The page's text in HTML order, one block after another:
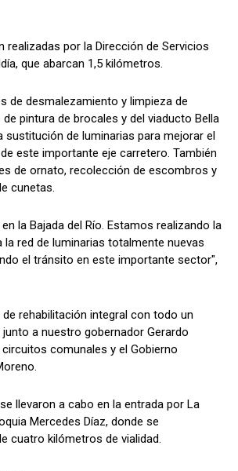
realizadas por la Dirección de Servicios
que abarcan 1,5 kilómetros.
de desmalezamiento y limpieza de
pintura de brocales y del viaducto Bella
de luminarias para mejorar el
este importante eje carretero. También
de ornato, recolección de escombros y
cunetas.
la Bajada del Río. Estamos realizando la
red de luminarias totalmente nuevas
el tránsito en este importante sector",
rehabilitación integral con todo un
a nuestro gobernador Gerardo
comunales y el Gobierno
llevaron a cabo en la entrada por La
Mercedes Díaz, donde se
cuatro kilómetros de vialidad.